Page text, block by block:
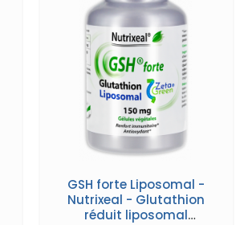
GSH forte Liposomal -
Nutrixeal - Glutathion
réduit liposomal